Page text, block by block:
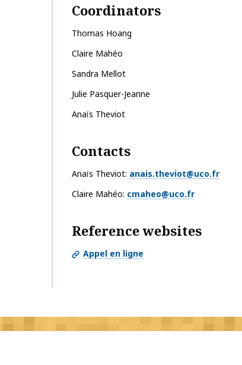
Coordinators
Thomas Hoang
Claire Mahéo
Sandra Mellot
Julie Pasquer-Jeanne
Anaïs Theviot
Contacts
Anaïs Theviot anais.theviot@uco.fr
Claire Mahéo cmaheo@uco.fr
Reference websites
Appel en ligne